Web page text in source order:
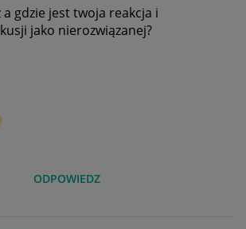
gdzie jest twoja reakcja i
jako nierozwiązanej?
ODPOWIEDZ